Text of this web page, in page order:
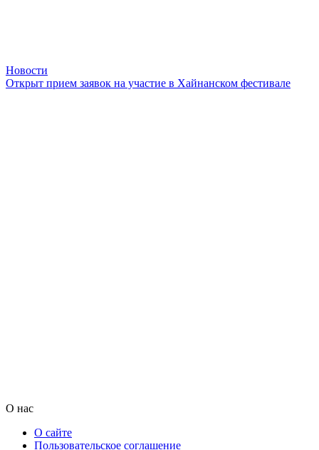
Новости
Открыт прием заявок на участие в Хайнанском фестивале
О нас
О сайте
Пользовательское соглашение